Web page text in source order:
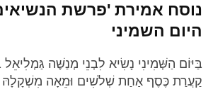
נוסח אמירת 'פרשת
היום השמיני
בַּיּוֹם הַשְּׁמִינִי נָשִׂיא לִבְנֵי מְנַשֶּׁה גַּמְלִיאֵל
קַעֲרַת כֶּסֶף אַחַת שְׁלֹשִׁים וּמֵאָה מִשְׁקָלָהּ